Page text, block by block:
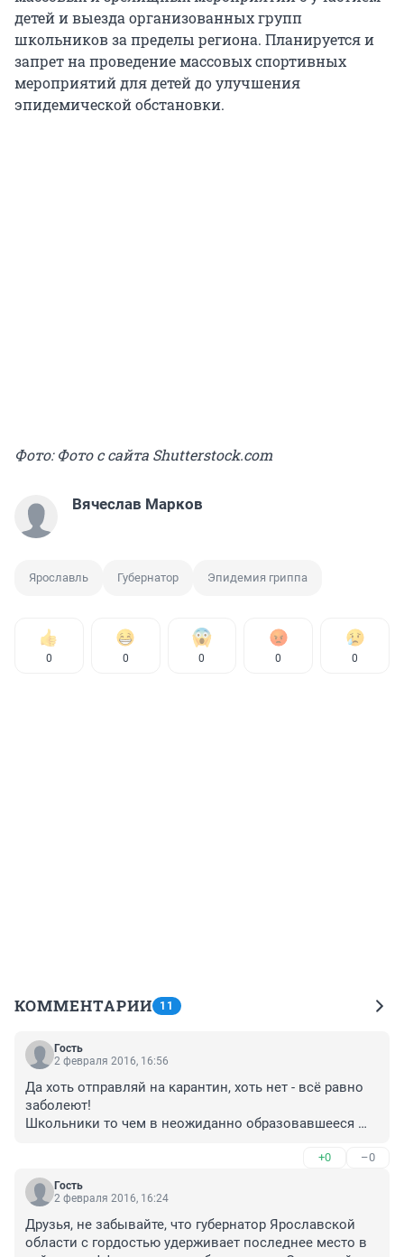
детей и выезда организованных групп
школьников за пределы региона. Планируется и
запрет на проведение массовых спортивных
мероприятий для детей до улучшения
эпидемической обстановки.
Фото: Фото с сайта Shutterstock.com
Вячеслав Марков
Ярославль Губернатор Эпидемия гриппа
0 0 0 0 0
КОММЕНТАРИИ 11
Гость
2 февраля 2016, 16:56
Да хоть отправляй на карантин, хоть нет - всё равно
заболеют!
Школьники то чем в неожиданно образовавшееся
основном и прочим местам большого скопления
людей... Последние пару-тройку недель наблюдаю
школьники толпами слоняются по торговым центрам,
в тележках катаются и от охранников бегают :)
+0 –0
Гость
2 февраля 2016, 16:24
Друзья, не забывайте, что губернатор Ярославской
области с гордостью удерживает последнее место в